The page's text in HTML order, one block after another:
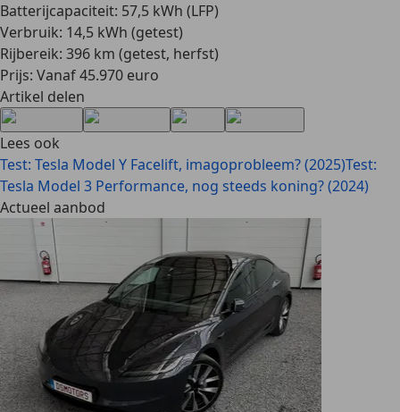
Batterijcapaciteit: 57,5 kWh (LFP)
Verbruik: 14,5 kWh (getest)
Rijbereik: 396 km (getest, herfst)
Prijs: Vanaf 45.970 euro
Artikel delen
Lees ook
Test: Tesla Model Y Facelift, imagoprobleem? (2025)Test:
Tesla Model 3 Performance, nog steeds koning? (2024)
Actueel aanbod